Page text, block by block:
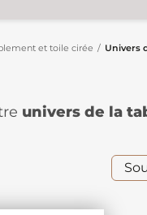
et toile cirée Univers
univers de la
embellir vos repas
une touche de
sous-